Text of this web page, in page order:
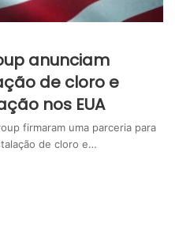
anunciam
de cloro e
nos EUA
firmaram uma parceria para
de cloro e…